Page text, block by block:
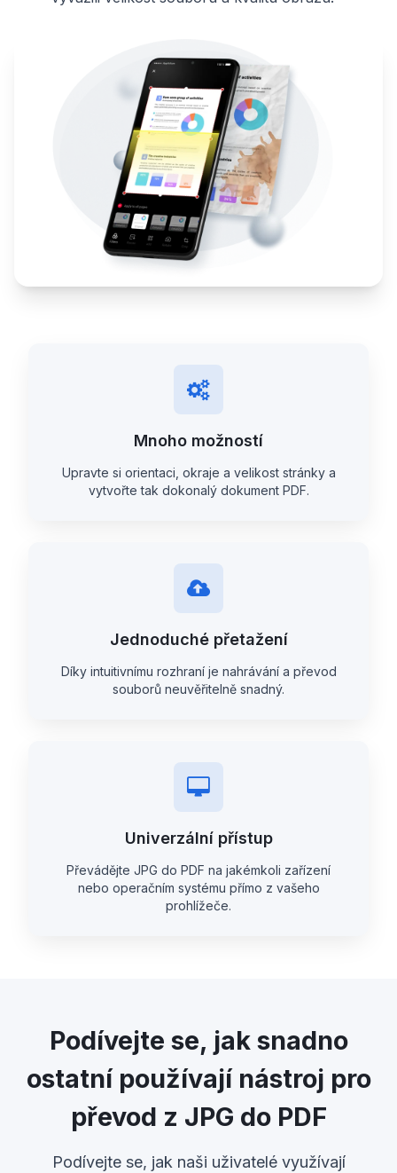
Mnoho možností
Upravte si orientaci, okraje a velikost stránky a
vytvořte tak dokonalý dokument PDF.
Jednoduché přetažení
Díky intuitivnímu rozhraní je nahrávání a převod
souborů neuvěřitelně snadný.
Univerzální přístup
Převádějte JPG do PDF na jakémkoli zařízení
nebo operačním systému přímo z vašeho
prohlížeče.
Podívejte se, jak snadno
ostatní používají nástroj pro
převod z JPG do PDF
Podívejte se, jak naši uživatelé využívají